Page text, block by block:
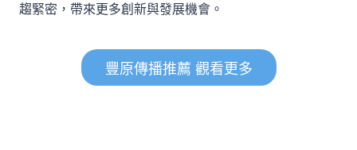
趨緊密，帶來更多創新與發展機會。
豐原傳播推薦 觀看更多